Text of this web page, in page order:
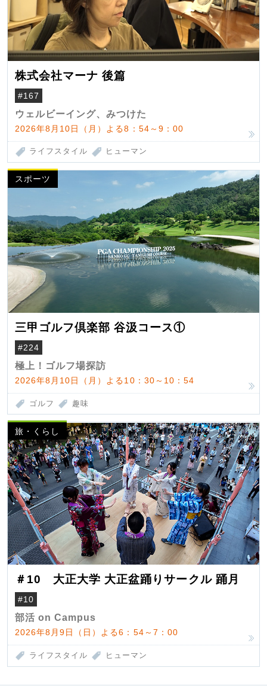
株式会社マーナ 後篇
#167
ウェルビーイング、みつけた
2026年8月10日（月）よる8：54～9：00
ライフスタイル ヒューマン
スポーツ
三甲ゴルフ倶楽部 谷汲コース①
#224
極上！ゴルフ場探訪
2026年8月10日（月）よる10：30～10：54
ゴルフ 趣味
旅・くらし
＃10 大正大学 大正盆踊りサークル 踊月
#10
部活 on Campus
2026年8月9日（日）よる6：54～7：00
ライフスタイル ヒューマン